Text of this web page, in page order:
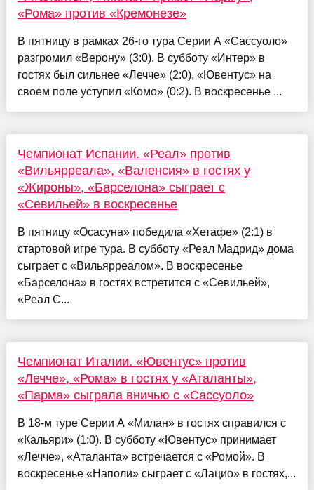
«Рома» против «Кремонезе»
В пятницу в рамках 26-го тура Серии А «Сассуоло»
разгромил «Верону» (3:0). В субботу «Интер» в
гостях был сильнее «Лечче» (2:0), «Ювентус» на
своем поле уступил «Комо» (0:2). В воскресенье ...
Чемпионат Испании. «Реал» против
«Вильярреала», «Валенсия» в гостях у
«Жироны», «Барселона» сыграет с
«Севильей» в воскресенье
В пятницу «Осасуна» победила «Хетафе» (2:1) в
стартовой игре тура. В субботу «Реал Мадрид» дома
сыграет с «Вильярреалом». В воскресенье
«Барселона» в гостях встретится с «Севильей»,
«Реал С...
Чемпионат Италии. «Ювентус» против
«Лечче», «Рома» в гостях у «Аталанты»,
«Парма» сыграла вничью с «Сассуоло»
В 18-м туре Серии А «Милан» в гостях справился с
«Кальяри» (1:0). В субботу «Ювентус» принимает
«Лечче», «Аталанта» встречается с «Ромой». В
воскресенье «Наполи» сыграет с «Лацио» в гостях,...